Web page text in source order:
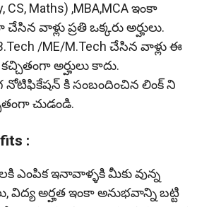
CS, Maths) ,MBA,MCA ఇంకా
వాళ్లు ప్రతి ఒక్కరు అర్హులు.
/ME/M.Tech చేసిన వాళ్లు ఈ
అర్హులు కాదు.
నోటిఫికేషన్ కి సంబందించిన లింక్ ని
చుడండి.
:
ఎంపిక ఇనావాళ్ళకి మీకు వున్న
విద్య అర్హత ఇంకా అనుభవాన్ని బట్టి